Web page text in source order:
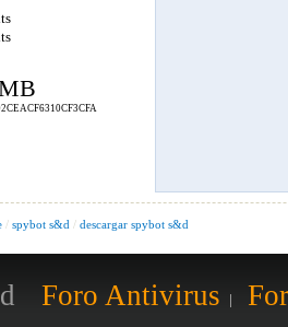
/ spybot s&d / descargar spybot s&d
Foro Antivirus